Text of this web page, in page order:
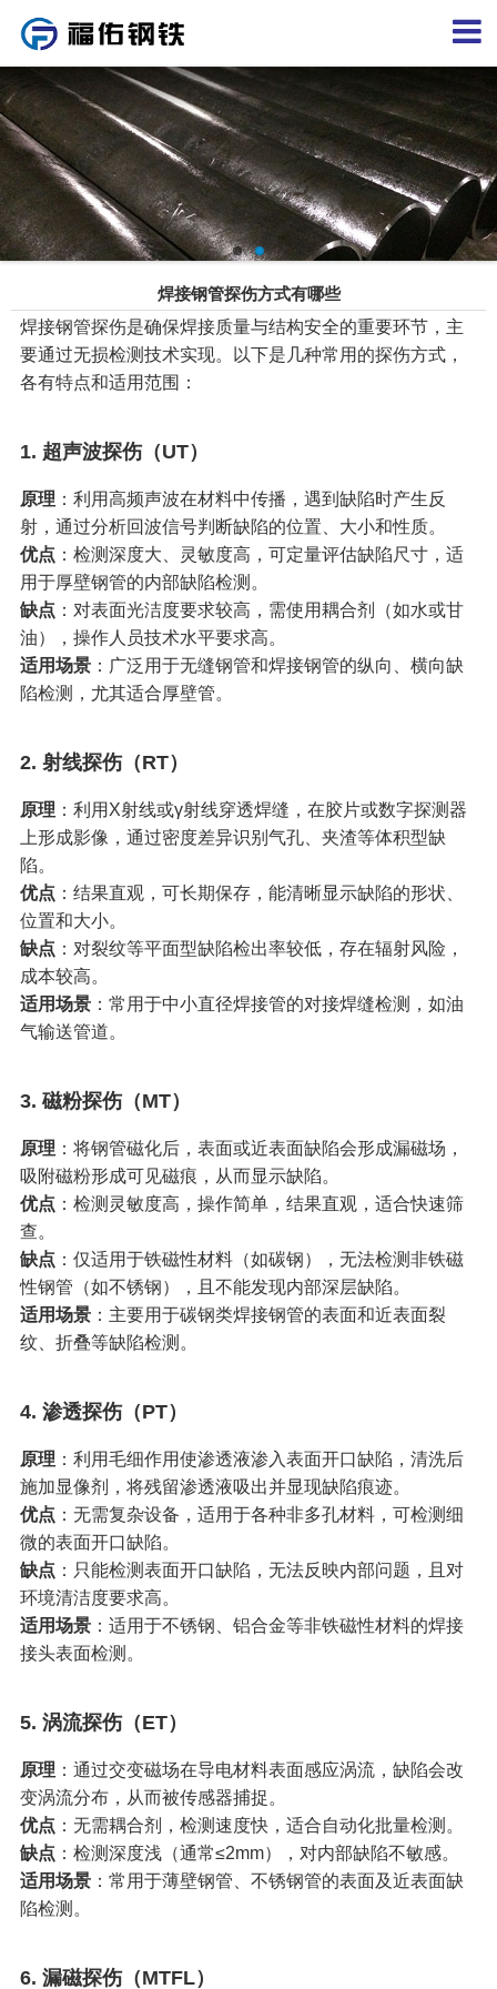
焊接钢管探伤方式有哪些
焊接钢管探伤是确保焊接质量与结构安全的重要环节，主
要通过无损检测技术实现。以下是几种常用的探伤方式，
各有特点和适用范围：
1. ‌ 超声波探伤（UT）
原理 ‌：利用高频声波在材料中传播，遇到缺陷时产生反
射，通过分析回波信号判断缺陷的位置、大小和性质。
优点 ‌：检测深度大、灵敏度高，可定量评估缺陷尺寸，适
用于厚壁钢管的内部缺陷检测。
缺点 ‌：对表面光洁度要求较高，需使用耦合剂（如水或甘
油），操作人员技术水平要求高。
适用场景 ‌：广泛用于无缝钢管和焊接钢管的纵向、横向缺
陷检测，尤其适合厚壁管。
2. ‌射线探伤（RT）
原理 ‌：利用X射线或γ射线穿透焊缝，在胶片或数字探测器
上形成影像，通过密度差异识别气孔、夹渣等体积型缺
陷。
优点 ‌：结果直观，可长期保存，能清晰显示缺陷的形状、
位置和大小。
缺点 ‌：对裂纹等平面型缺陷检出率较低，存在辐射风险，
成本较高。
适用场景 ‌：常用于中小直径焊接管的对接焊缝检测，如油
气输送管道。
3. ‌磁粉探伤（MT）
原理 ‌：将钢管磁化后，表面或近表面缺陷会形成漏磁场，
吸附磁粉形成可见磁痕，从而显示缺陷。
优点 ‌：检测灵敏度高，操作简单，结果直观，适合快速筛
查。
缺点 ‌：仅适用于铁磁性材料（如碳钢），无法检测非铁磁
性钢管（如不锈钢），且不能发现内部深层缺陷。
适用场景 ‌：主要用于碳钢类焊接钢管的表面和近表面裂
纹、折叠等缺陷检测。
4. ‌渗透探伤（PT）
原理 ‌：利用毛细作用使渗透液渗入表面开口缺陷，清洗后
施加显像剂，将残留渗透液吸出并显现缺陷痕迹。
优点 ‌：无需复杂设备，适用于各种非多孔材料，可检测细
微的表面开口缺陷。
缺点 ‌：只能检测表面开口缺陷，无法反映内部问题，且对
环境清洁度要求高。
适用场景 ‌：适用于不锈钢、铝合金等非铁磁性材料的焊接
接头表面检测。
5. ‌涡流探伤（ET）
原理 ‌：通过交变磁场在导电材料表面感应涡流，缺陷会改
变涡流分布，从而被传感器捕捉。
优点 ‌：无需耦合剂，检测速度快，适合自动化批量检测。
缺点 ‌：检测深度浅（通常≤2mm），对内部缺陷不敏感。
适用场景 ‌：常用于薄壁钢管、不锈钢管的表面及近表面缺
陷检测。
6. ‌漏磁探伤（MTFL）